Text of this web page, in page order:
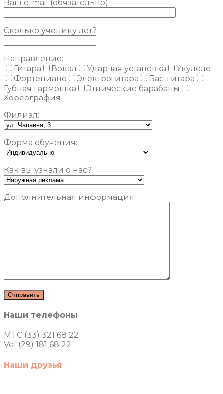
Ваш e-mail (обязательно):
Сколько ученику лет?
Направление:
Гитара
Вокал Ударная установка
Укулеле
Фортепиано
Электрогитара
Бас-гитара
Губная гармошка
Этнические барабаны
Хореография
Филиал:
Форма обучения:
Как вы узнали о нас?
Дополнительная информация:
Наши телефоны
MTC (33) 321 68 22
Vel (29) 181 68 22
Наши друзья